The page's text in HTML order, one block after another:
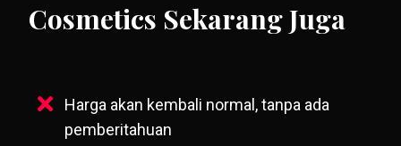
Cosmetics Sekarang Juga
Harga akan kembali normal, tanpa ada
pemberitahuan